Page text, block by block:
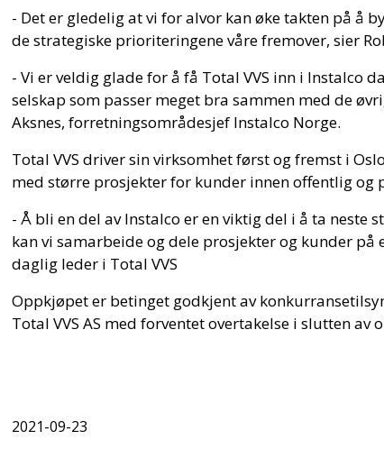
- Det er gledelig at vi for alvor kan øke takten på å
de strategiske prioriteringene våre fremover, sier
- Vi er veldig glade for å få Total VVS inn i Instalco
selskap som passer meget bra sammen med de
Aksnes, forretningsområdesjef Instalco Norge.
Total VVS driver sin virksomhet først og fremst i
med større prosjekter for kunder innen offentlig og
- Å bli en del av Instalco er en viktig del i å ta neste
kan vi samarbeide og dele prosjekter og kunder på
daglig leder i Total VVS
Oppkjøpet er betinget godkjent av
Total VVS AS med forventet overtakelse i slutten av
2021-09-23